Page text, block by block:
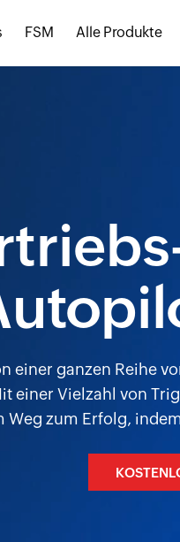
FSM Alle Produkte
einer ganzen Reihe
einer Vielzahl von
Weg zum Erfolg,